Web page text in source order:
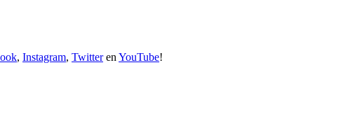
, Instagram, Twitteren YouTube!